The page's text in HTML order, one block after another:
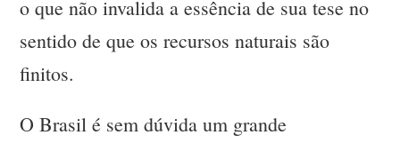
o que não invalida a essência de sua tese no
sentido de que os recursos naturais são
finitos.
O Brasil é sem dúvida um grande